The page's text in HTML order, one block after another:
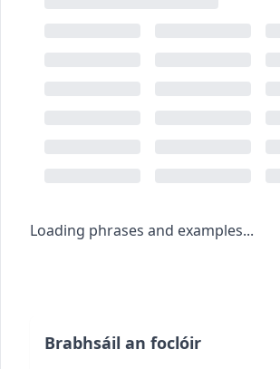
Loading phrases and examples...
Brabhsáil an foclóir